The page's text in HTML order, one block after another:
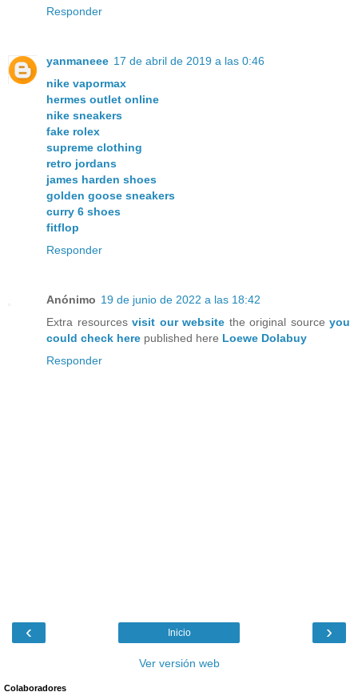
Responder
yanmaneee 17 de abril de 2019 a las 0:46
nike vapormax
hermes outlet online
nike sneakers
fake rolex
supreme clothing
retro jordans
james harden shoes
golden goose sneakers
curry 6 shoes
fitflop
Responder
Anónimo 19 de junio de 2022 a las 18:42
Extra resources visit our website the original source you
could check here published here Loewe Dolabuy
Responder
‹ ›
Inicio
Ver versión web
Colaboradores